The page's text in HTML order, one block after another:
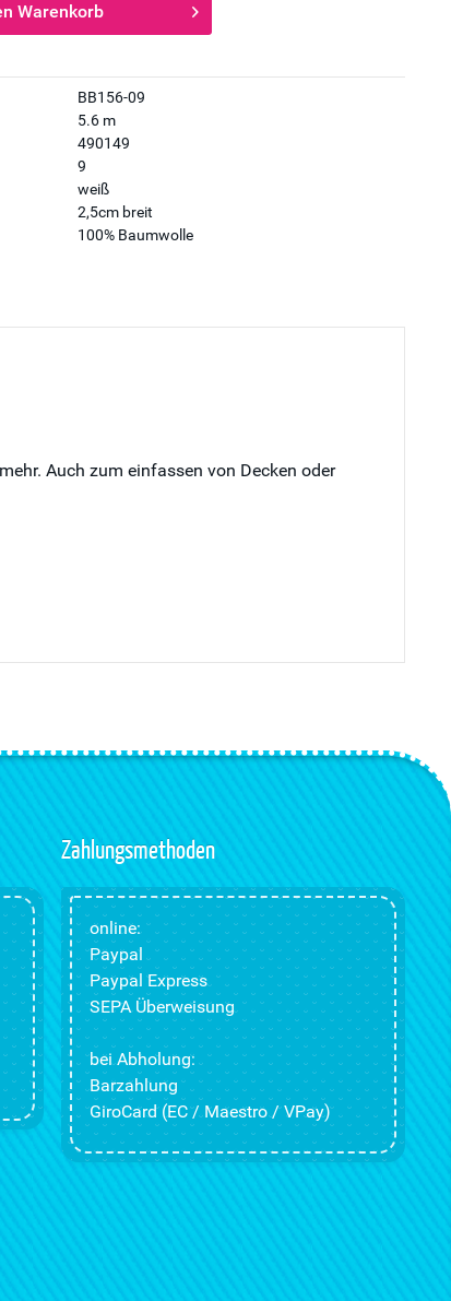
Warenkorb
BB156-09
5.6 m
490149
9
weiß
2,5cm breit
100% Baumwolle
Auch zum einfassen von Decken oder
Zahlungsmethoden
online:
Paypal
Paypal Express
SEPA Überweisung
bei Abholung:
Barzahlung
GiroCard (EC / Maestro / VPay)